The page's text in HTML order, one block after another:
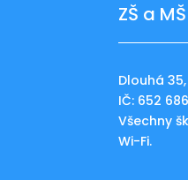
ZŠ a
Dlouhá
IČ: 652
Všechny
Wi-Fi.